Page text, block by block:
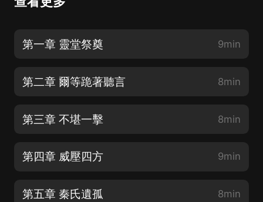
第一章 靈堂祭奠 9min
第二章 爾等跪著聽言 8min
第三章 不堪一擊 8min
第四章 威壓四方 9min
第五章 秦氏遺孤 8min